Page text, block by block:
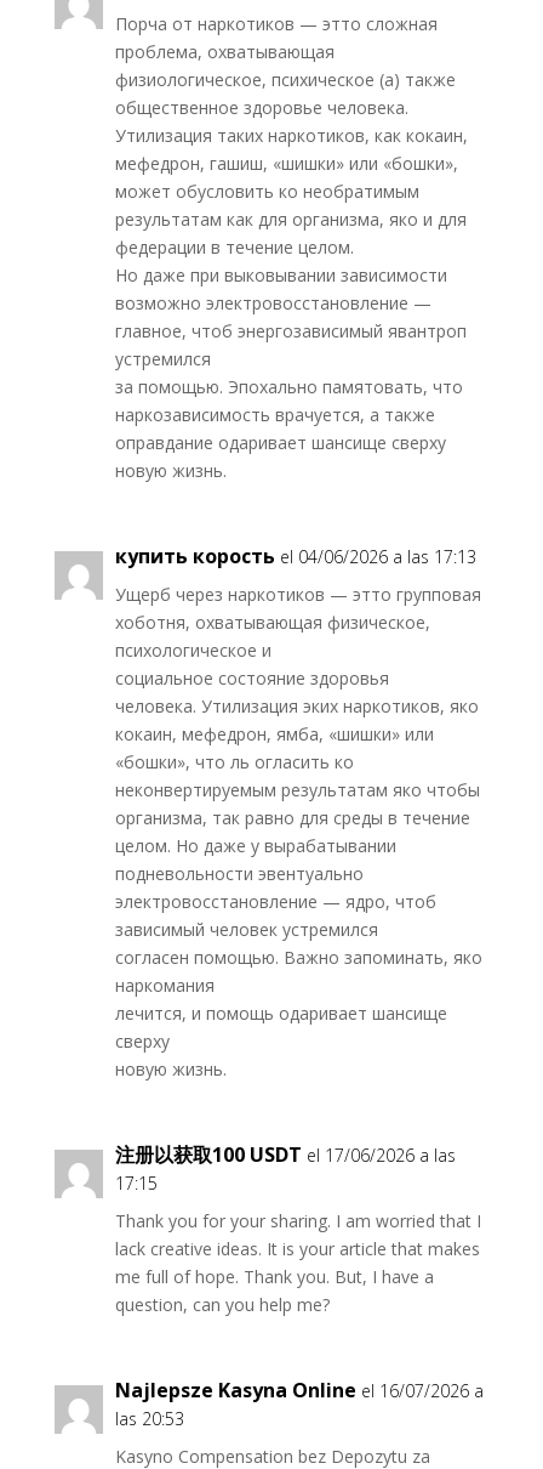
Порча от наркотиков — этто сложная
проблема, охватывающая
физиологическое, психическое (а) также
общественное здоровье человека.
Утилизация таких наркотиков, как кокаин,
мефедрон, гашиш, «шишки» или «бошки»,
может обусловить ко необратимым
результатам как для организма, яко и для
федерации в течение целом.
Но даже при выковывании зависимости
возможно электровосстановление —
главное, чтоб энергозависимый явантроп
устремился
за помощью. Эпохально памятовать, что
наркозависимость врачуется, а также
оправдание одаривает шансище сверху
новую жизнь.
купить корость el 04/06/2026 a las 17:13
Ущерб через наркотиков — этто групповая
хоботня, охватывающая физическое,
психологическое и
социальное состояние здоровья
человека. Утилизация эких наркотиков, яко
кокаин, мефедрон, ямба, «шишки» или
«бошки», что ль огласить ко
неконвертируемым результатам яко чтобы
организма, так равно для среды в течение
целом. Но даже у вырабатывании
подневольности эвентуально
электровосстановление — ядро, чтоб
зависимый человек устремился
согласен помощью. Важно запоминать, яко
наркомания
лечится, и помощь одаривает шансище
сверху
новую жизнь.
注册以获取100 USDT el 17/06/2026 a las
17:15
Thank you for your sharing. I am worried that I
lack creative ideas. It is your article that makes
me full of hope. Thank you. But, I have a
question, can you help me?
Najlepsze Kasyna Online el 16/07/2026 a
las 20:53
Kasyno Compensation bez Depozytu za